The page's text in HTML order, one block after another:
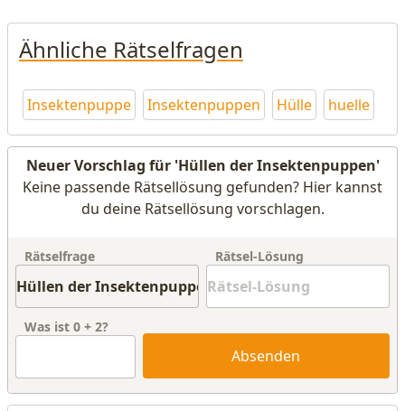
Ähnliche Rätselfragen
Insektenpuppe Insektenpuppen Hülle huelle
Neuer Vorschlag für 'Hüllen der Insektenpuppen'
Keine passende Rätsellösung gefunden? Hier kannst
du deine Rätsellösung vorschlagen.
Rätselfrage Rätsel-Lösung
Was ist 0 + 2?
Absenden